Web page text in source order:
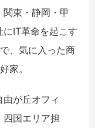
東・静岡・甲
IT革命を起こす
、気に入った商
家。
が丘オフィ
国エリア担